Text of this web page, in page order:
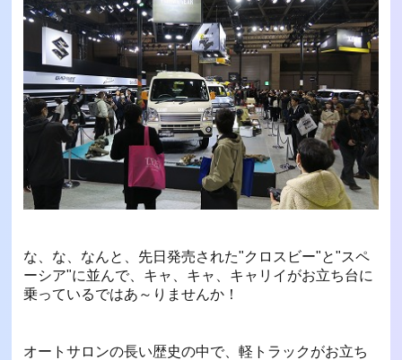
な、な、なんと、先日発売された"クロスビー"と"スペ
ーシア"に並んで、キャ、キャ、キャリイがお立ち台に
乗っているではあ～りませんか！
オートサロンの長い歴史の中で、軽トラックがお立ち